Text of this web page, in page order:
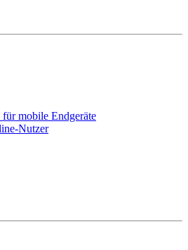
mobile Endgeräte
Nutzer